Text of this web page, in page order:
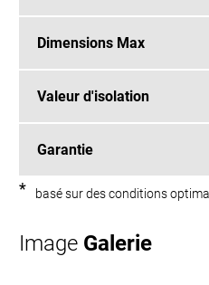
Dimensions Max
Valeur d'isolation
Garantie
* basé sur des conditions
Image Galerie